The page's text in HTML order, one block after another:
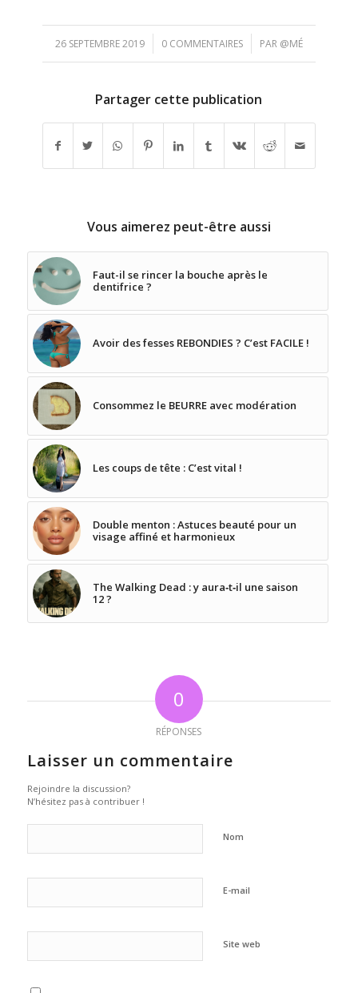
26 SEPTEMBRE 2019
/ 0 COMMENTAIRES
/ PAR @MÉ
Partager cette publication
Vous aimerez peut-être aussi
Faut-il se rincer la bouche après le
dentifrice ?
Avoir des fesses REBONDIES ? C’est FACILE !
Consommez le BEURRE avec modération
Les coups de tête : C’est vital !
Double menton : Astuces beauté pour un
visage affiné et harmonieux
The Walking Dead : y aura‑t‑il une saison
12 ?
0
RÉPONSES
Laisser un commentaire
Rejoindre la discussion?
N’hésitez pas à contribuer !
Nom
E-mail
Site web